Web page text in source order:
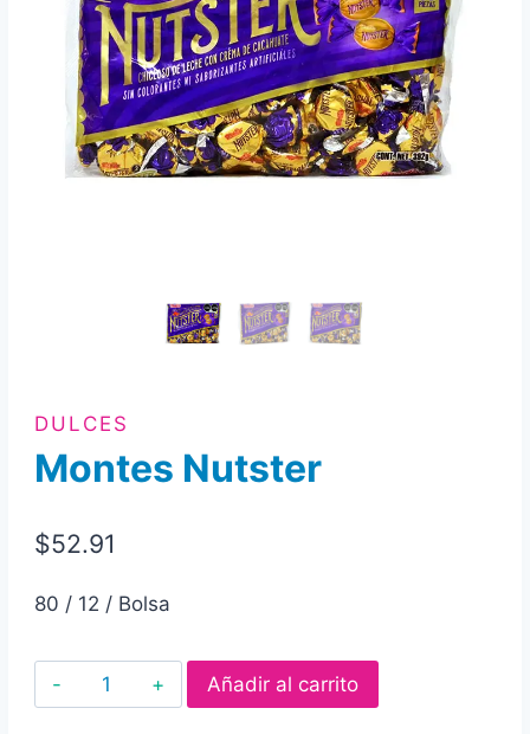
DULCES
Montes Nutster
$52.91
80 / 12 / Bolsa
Montes
Nutster
Añadir al carrito